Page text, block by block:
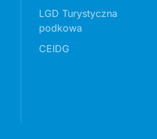
LGD Turystyczna
podkowa
CEIDG